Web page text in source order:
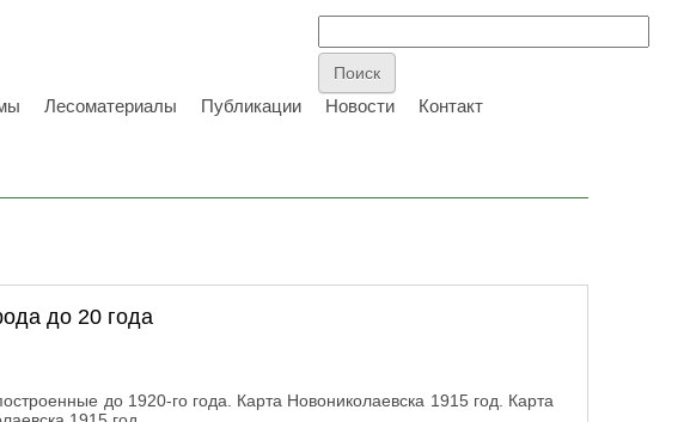
Лесоматериалы Публикации Новости Контакт
до 20 года
до 1920-го года. Карта Новониколаевска 1915 год. Карта